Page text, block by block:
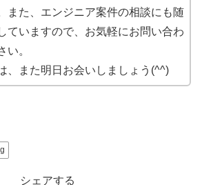
また、エンジニア案件の相談にも随
ていますので、お気軽にお問い合わ
い。
、また明日お会いしましょう(^^)
シェアする